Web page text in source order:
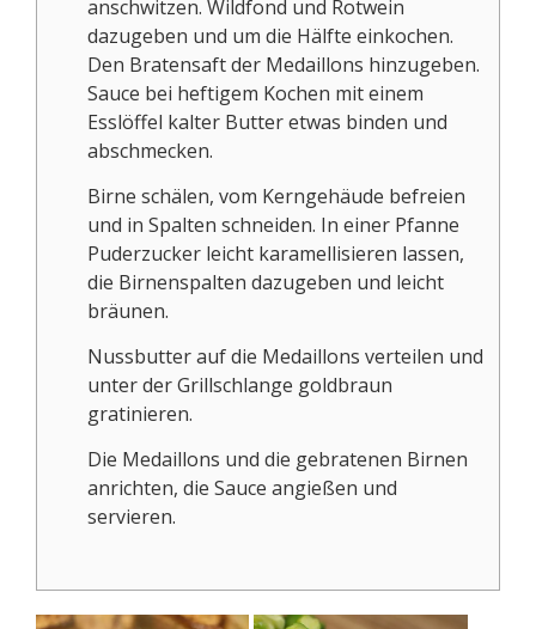
anschwitzen. Wildfond und Rotwein
dazugeben und um die Hälfte einkochen.
Den Bratensaft der Medaillons hinzugeben.
Sauce bei heftigem Kochen mit einem
Esslöffel kalter Butter etwas binden und
abschmecken.
Birne schälen, vom Kerngehäude befreien
und in Spalten schneiden. In einer Pfanne
Puderzucker leicht karamellisieren lassen,
die Birnenspalten dazugeben und leicht
bräunen.
Nussbutter auf die Medaillons verteilen und
unter der Grillschlange goldbraun
gratinieren.
Die Medaillons und die gebratenen Birnen
anrichten, die Sauce angießen und
servieren.